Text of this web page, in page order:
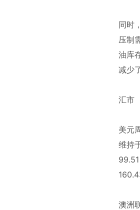
同时
压制
油库
减少
汇市
美元
维持
澳洲